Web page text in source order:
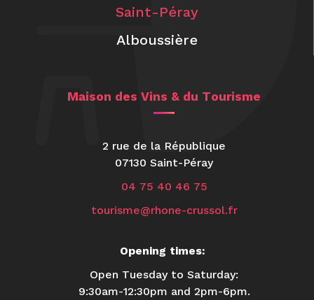
Saint-Péray
Alboussière
Maison des Vins & du Tourisme
2 rue de la République
07130 Saint-Péray
04 75 40 46 75
tourisme@rhone-crussol.fr
Opening times:
Open Tuesday to Saturday:
9:30am-12:30pm and 2pm-6pm.